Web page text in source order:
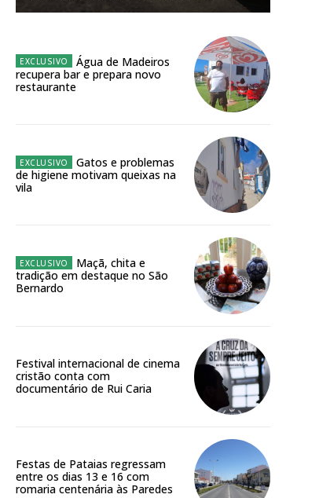
paraÁgua de Madeiros
recupera bar e prepara novo
restaurante
Gatos e problemas
de higiene motivam queixas na
vila
Maçã, chita e
tradição em destaque no São
Bernardo
Festival internacional de cinema
cristão conta com
documentário de Rui Caria
Festas de Pataias regressam
entre os dias 13 e 16 com
romaria centenária às Paredes